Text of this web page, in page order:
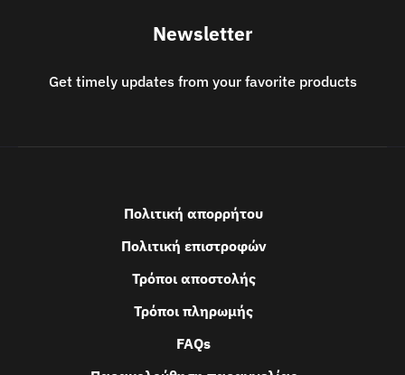
Newsletter
Get timely updates from your favorite products
Πολιτική απορρήτου
Πολιτική επιστροφών
Τρόποι αποστολής
Τρόποι πληρωμής
FAQs